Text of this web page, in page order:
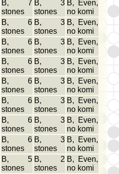
B, 7
stones
B, 3
stones
B, Even,
no komi
B, 6
stones
B, 3
stones
B, Even,
no komi
B, 6
stones
B, 3
stones
B, Even,
no komi
B, 6
stones
B, 3
stones
B, Even,
no komi
B, 6
stones
B, 3
stones
B, Even,
no komi
B, 6
stones
B, 3
stones
B, Even,
no komi
B, 6
stones
B, 3
stones
B, Even,
no komi
B, 6
stones
B, 3
stones
B, Even,
no komi
B, 5
stones
B, 2
stones
B, Even,
no komi